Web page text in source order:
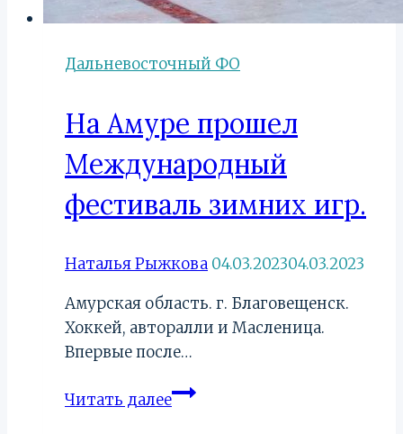
Дальневосточный ФО
На Амуре прошел
Международный
фестиваль зимних игр.
Наталья Рыжкова 04.03.202304.03.2023
Амурская область. г. Благовещенск.
Хоккей, авторалли и Масленица.
Впервые после…
Читать далееНа